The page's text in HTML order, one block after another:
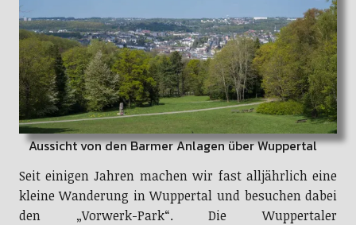
Aussicht von den Barmer Anlagen über Wuppertal
Seit einigen Jahren machen wir fast alljährlich eine
kleine Wanderung in Wuppertal und besuchen dabei
den „Vorwerk-Park“. Die Wuppertaler